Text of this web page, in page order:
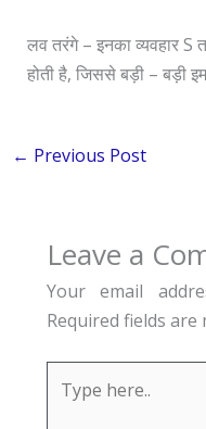
लव तरंगे – इनका व्यवहार S
होती है, जिससे बड़ी – बड़ी
← Previous Post
Leave a
Your email
Required fields are
here..